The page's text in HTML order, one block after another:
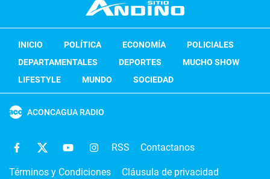
INICIO POLÍTICA ECONOMÍA
POLICIALES
DEPARTAMENTALES
DEPORTES
MUCHO SHOW
LIFESTYLE
MUNDO SOCIEDAD
ACONCAGUA RADIO
RSS Contactanos
Términos y Condiciones Cláusula de privacidad